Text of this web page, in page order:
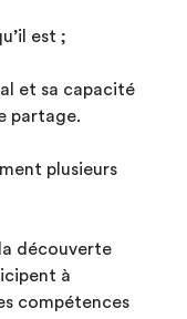
est ;
et sa capacité
partage.
plusieurs
découverte
à
compétences